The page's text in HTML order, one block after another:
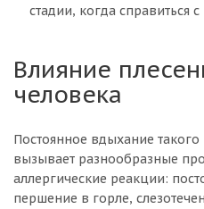
стадии, когда справиться
Влияние
человека
Постоянное вдыхание
вызывает разнообразные
аллергические реакции:
першение в горле,